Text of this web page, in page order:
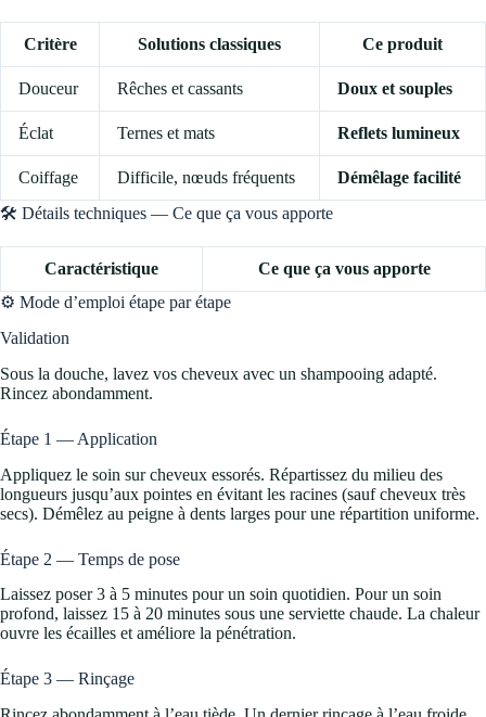
Critère Solutions classiques Ce produit
Douceur Rêches et cassants Doux et souples
Éclat Ternes et mats Reflets lumineux
Coiffage Difficile, nœuds fréquents
Démêlage facilité
🛠️ Détails techniques — Ce que ça vous apporte
Caractéristique
Ce que ça vous apporte
⚙️ Mode d’emploi étape par étape
Validation
Sous la douche, lavez vos cheveux avec un shampooing adapté.
Rincez abondamment.
Étape 1 — Application
Appliquez le soin sur cheveux essorés. Répartissez du milieu des
longueurs jusqu’aux pointes en évitant les racines (sauf cheveux très
secs). Démêlez au peigne à dents larges pour une répartition uniforme.
Étape 2 — Temps de pose
Laissez poser 3 à 5 minutes pour un soin quotidien. Pour un soin
profond, laissez 15 à 20 minutes sous une serviette chaude. La chaleur
ouvre les écailles et améliore la pénétration.
Étape 3 — Rinçage